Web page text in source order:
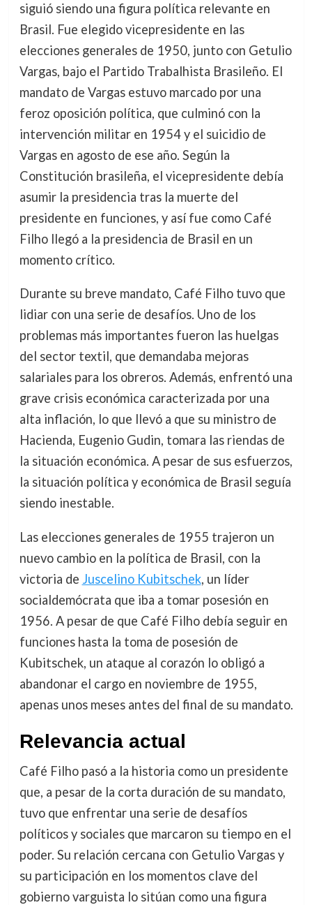
siguió siendo una figura política relevante en
Brasil. Fue elegido vicepresidente en las
elecciones generales de 1950, junto con Getulio
Vargas, bajo el Partido Trabalhista Brasileño. El
mandato de Vargas estuvo marcado por una
feroz oposición política, que culminó con la
intervención militar en 1954 y el suicidio de
Vargas en agosto de ese año. Según la
Constitución brasileña, el vicepresidente debía
asumir la presidencia tras la muerte del
presidente en funciones, y así fue como Café
Filho llegó a la presidencia de Brasil en un
momento crítico.
Durante su breve mandato, Café Filho tuvo que
lidiar con una serie de desafíos. Uno de los
problemas más importantes fueron las huelgas
del sector textil, que demandaba mejoras
salariales para los obreros. Además, enfrentó una
grave crisis económica caracterizada por una
alta inflación, lo que llevó a que su ministro de
Hacienda, Eugenio Gudin, tomara las riendas de
la situación económica. A pesar de sus esfuerzos,
la situación política y económica de Brasil seguía
siendo inestable.
Las elecciones generales de 1955 trajeron un
nuevo cambio en la política de Brasil, con la
victoria de Juscelino Kubitschek, un líder
socialdemócrata que iba a tomar posesión en
1956. A pesar de que Café Filho debía seguir en
funciones hasta la toma de posesión de
Kubitschek, un ataque al corazón lo obligó a
abandonar el cargo en noviembre de 1955,
apenas unos meses antes del final de su mandato.
Relevancia actual
Café Filho pasó a la historia como un presidente
que, a pesar de la corta duración de su mandato,
tuvo que enfrentar una serie de desafíos
políticos y sociales que marcaron su tiempo en el
poder. Su relación cercana con Getulio Vargas y
su participación en los momentos clave del
gobierno varguista lo sitúan como una figura